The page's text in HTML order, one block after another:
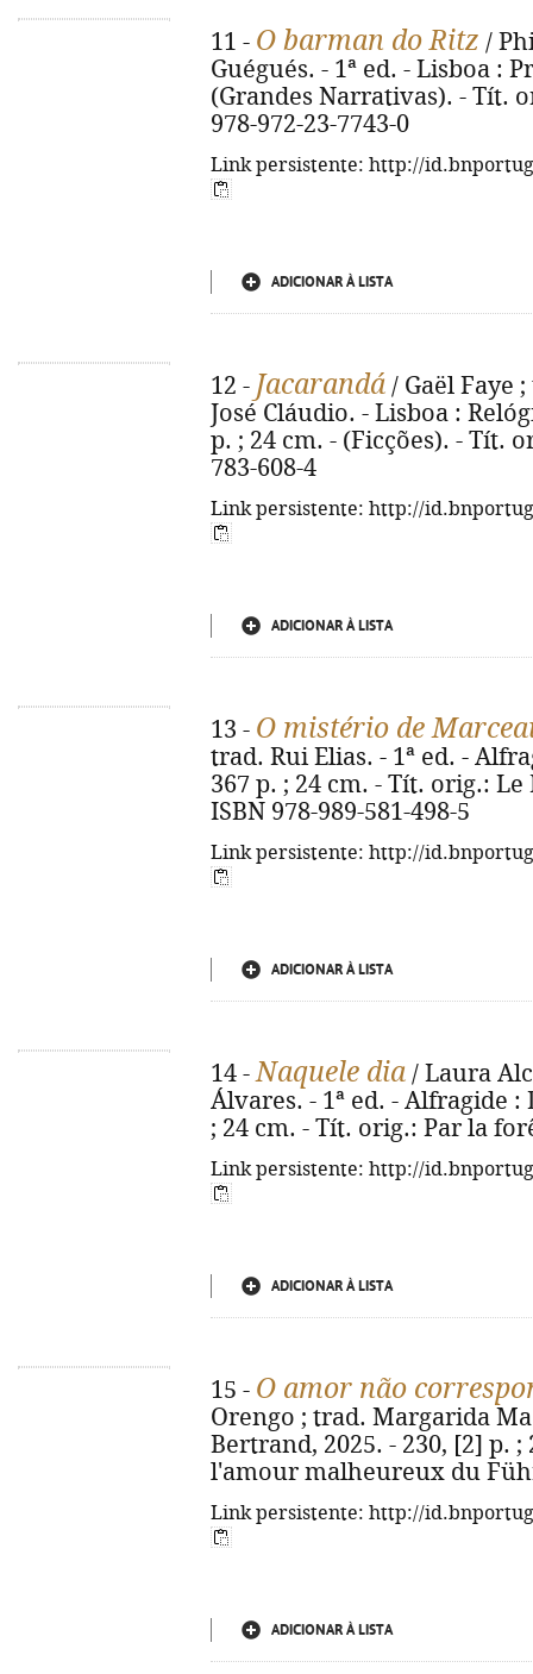
11 - O barman do Ritz /
Guégués. - 1ª ed. - Lisboa :
(Grandes Narrativas). - Tít.
978-972-23-7743-0
Link persistente: http://
ADICIONAR À LISTA
12 - Jacarandá / Gaël Faye
José Cláudio. - Lisboa :
p. ; 24 cm. - (Ficções). - Tít.
783-608-4
Link persistente: http://
ADICIONAR À LISTA
13 - O mistério de
trad. Rui Elias. - 1ª ed. -
367 p. ; 24 cm. - Tít. orig.:
ISBN 978-989-581-498-5
Link persistente: http://
ADICIONAR À LISTA
14 -Naquele dia / Laura
Álvares. - 1ª ed. - Alfragide
; 24 cm. - Tít. orig.: Par la
Link persistente: http://
ADICIONAR À LISTA
15 - O amor não
Orengo ; trad. Margarida
Bertrand, 2025. - 230, [2] p.
l'amour malheureux du
Link persistente: http://
ADICIONAR À LISTA